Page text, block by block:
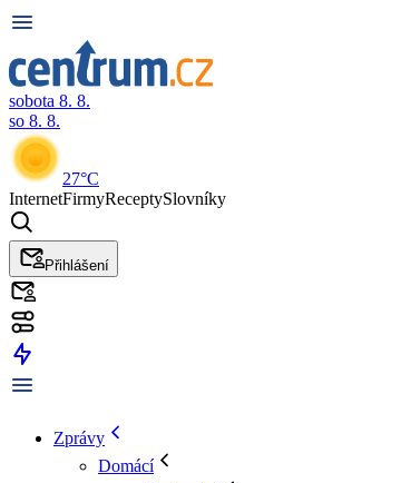
sobota 8. 8.
so 8. 8.
27°C
InternetFirmyReceptySlovníky
Přihlášení
Zprávy
Domácí